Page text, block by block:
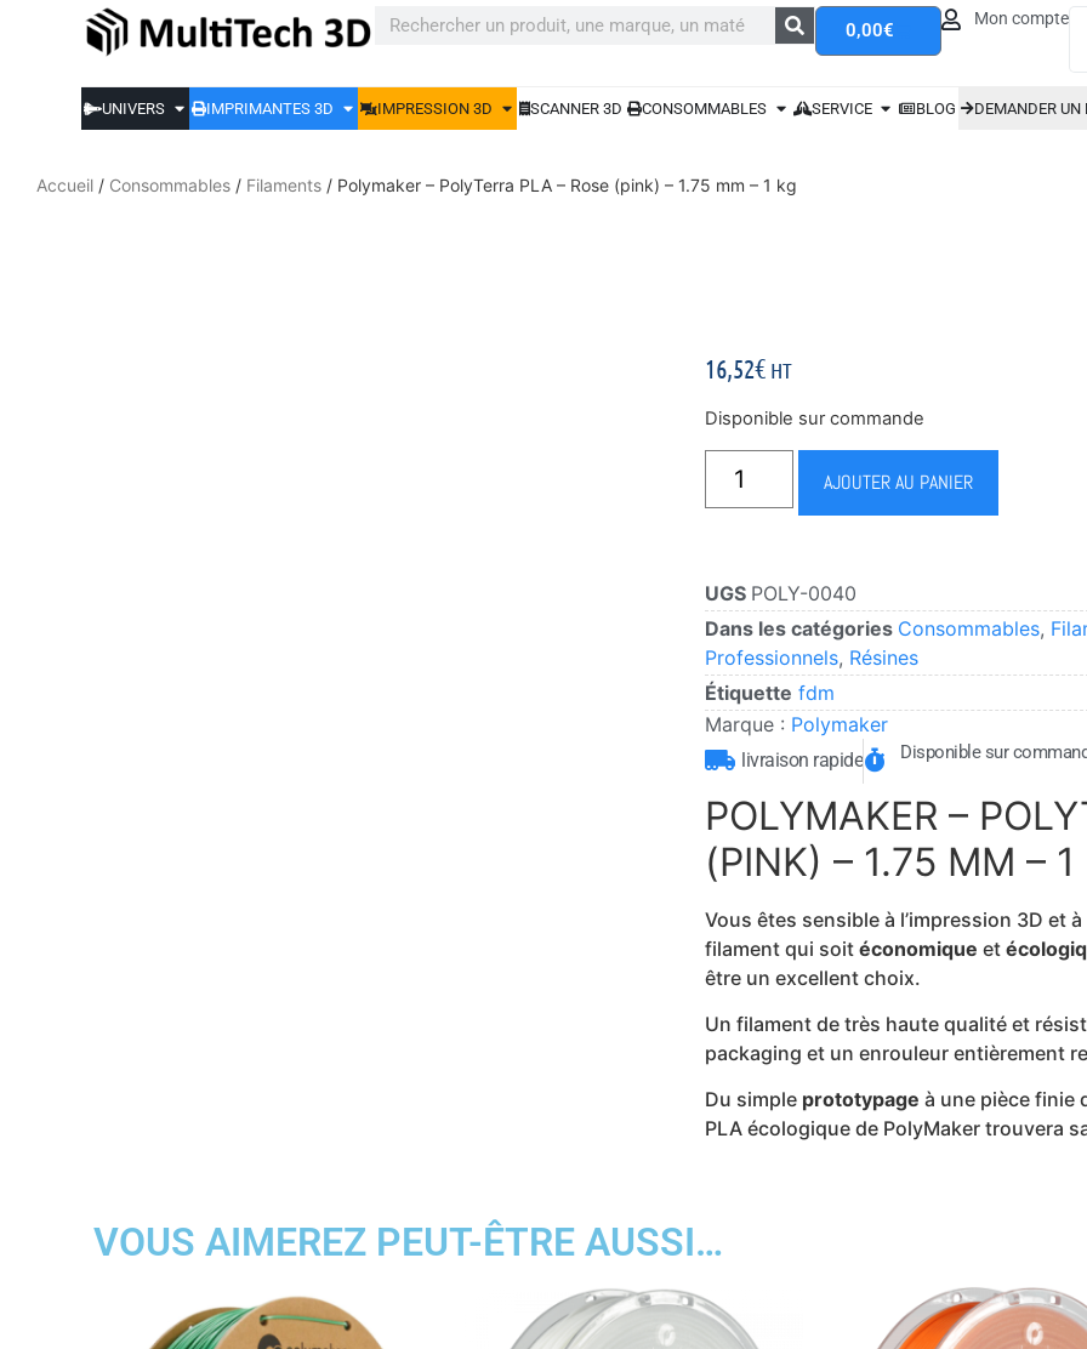
0,00€
Mon compte
UNIVERS IMPRIMANTES 3D IMPRESSION 3D SCANNER 3D CONSOMMABLES SERVICE BLOG DEMANDER UN
Accueil / Consommables / Filaments / Polymaker – PolyTerra PLA – Rose (pink) – 1.75 mm – 1 kg
16,52€ HT
Disponible sur commande
AJOUTER AU PANIER
UGS POLY-0040
Dans les catégories Consommables,
Professionnels, Résines
Étiquette fdm
Marque : Polymaker
livraison rapide Disponible sur
POLYMAKER –
(PINK) – 1.75 MM – 1
Vous êtes sensible à l’impression 3D et
filament qui soitéconomique et
être un excellent choix.
Un filament de très haute qualité et
packaging et un enrouleur entièrement
Du simple prototypage à une pièce finie
PLA écologique de PolyMaker trouvera
VOUS AIMEREZ PEUT-ÊTRE AUSSI…